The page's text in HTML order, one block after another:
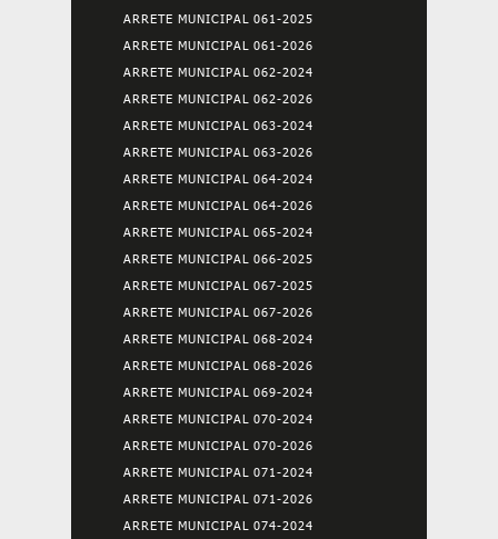
ARRETE MUNICIPAL 061-2025
ARRETE MUNICIPAL 061-2026
ARRETE MUNICIPAL 062-2024
ARRETE MUNICIPAL 062-2026
ARRETE MUNICIPAL 063-2024
ARRETE MUNICIPAL 063-2026
ARRETE MUNICIPAL 064-2024
ARRETE MUNICIPAL 064-2026
ARRETE MUNICIPAL 065-2024
ARRETE MUNICIPAL 066-2025
ARRETE MUNICIPAL 067-2025
ARRETE MUNICIPAL 067-2026
ARRETE MUNICIPAL 068-2024
ARRETE MUNICIPAL 068-2026
ARRETE MUNICIPAL 069-2024
ARRETE MUNICIPAL 070-2024
ARRETE MUNICIPAL 070-2026
ARRETE MUNICIPAL 071-2024
ARRETE MUNICIPAL 071-2026
ARRETE MUNICIPAL 074-2024